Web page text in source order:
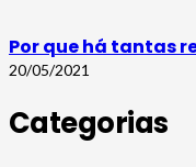
Por que há tantas
20/05/2021
Categorias